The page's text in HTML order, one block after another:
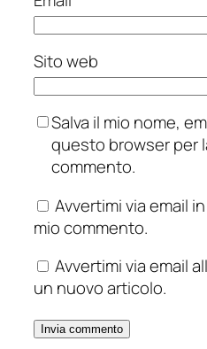
Sito web
Salva il mio nome,
questo browser per
commento.
Avvertimi via email
mio commento.
Avvertimi via email
un nuovo articolo.